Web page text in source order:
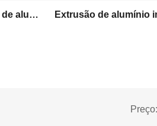
6063 T5 Extrusão industrial de alumínio Extrusão de alumínio
Preço: